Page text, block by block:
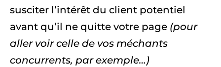
susciter l’intérêt du client potentiel
avant qu’il ne quitte votre page (pour
aller voir celle de vos méchants
concurrents, par exemple…)